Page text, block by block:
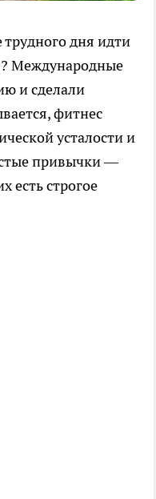
трудного дня идти
Международные
и сделали
фитнес
усталости и
привычки —
есть строгое